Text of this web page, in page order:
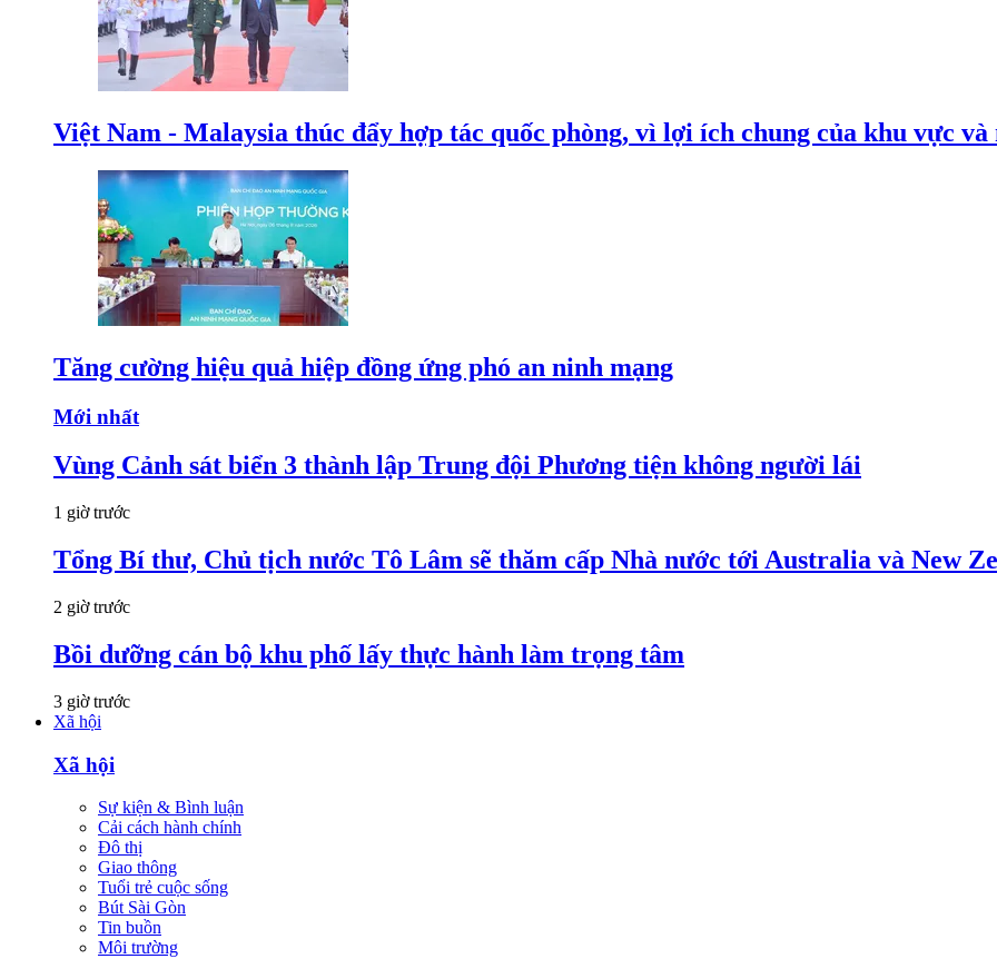
Việt Nam - Malaysia thúc đẩy hợp tác quốc phòng, vì lợi ích chung của khu vực và
Tăng cường hiệu quả hiệp đồng ứng phó an ninh mạng
Mới nhất
Vùng Cảnh sát biển 3 thành lập Trung đội Phương tiện không người lái
1 giờ trước
Tổng Bí thư, Chủ tịch nước Tô Lâm sẽ thăm cấp Nhà nước tới Australia và New
2 giờ trước
Bồi dưỡng cán bộ khu phố lấy thực hành làm trọng tâm
3 giờ trước
Xã hội
Xã hội
Sự kiện & Bình luận
Cải cách hành chính
Đô thị
Giao thông
Tuổi trẻ cuộc sống
Bút Sài Gòn
Tin buồn
Môi trường